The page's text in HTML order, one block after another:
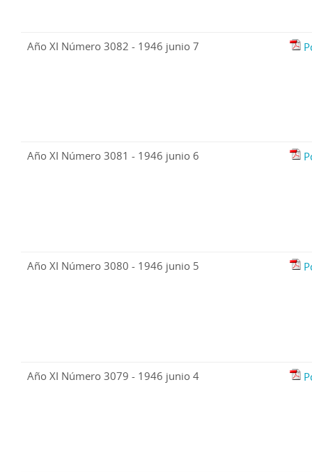
Año XI Número 3082 - 1946 junio 7
Año XI Número 3081 - 1946 junio 6
Año XI Número 3080 - 1946 junio 5
Año XI Número 3079 - 1946 junio 4